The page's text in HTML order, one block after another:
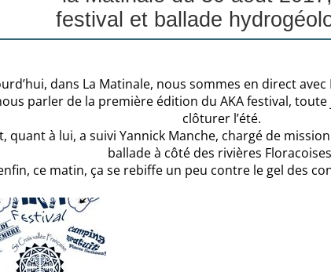
festival et ballade
dans La Matinale, nous sommes en direct avec
parler de la première édition du AKA festival,
clôturer l’été.
quant à lui, a suivi Yannick Manche, chargé de
ballade à côté des rivières
ce matin, ça se rebiffe un peu contre le gel des